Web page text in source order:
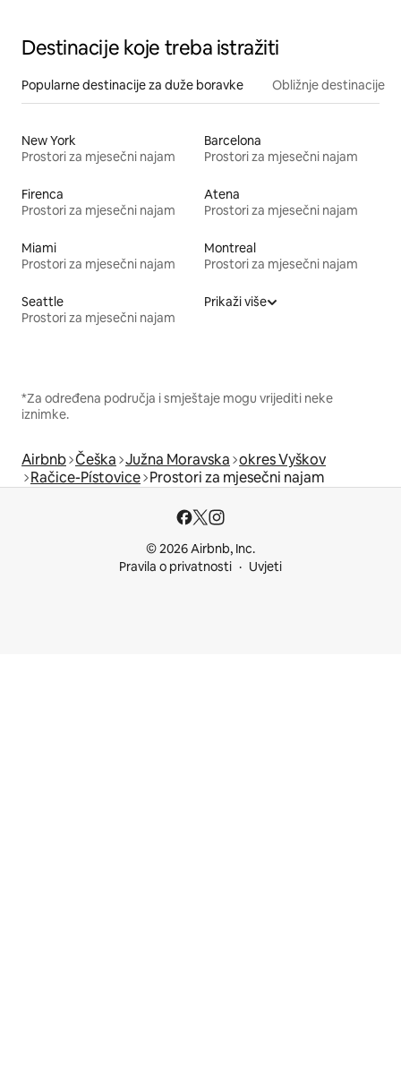
Destinacije koje treba istražiti
Popularne destinacije za duže boravke Obližnje destinacije
New York
Prostori za mjesečni najam
Barcelona
Prostori za mjesečni najam
Firenca
Prostori za mjesečni najam
Atena
Prostori za mjesečni najam
Miami
Prostori za mjesečni najam
Montreal
Prostori za mjesečni najam
Seattle
Prostori za mjesečni najam
Prikaži više
*Za određena područja i smještaje mogu vrijediti neke
iznimke.
Airbnb Češka Južna Moravska okres Vyškov
Račice-Pístovice Prostori za mjesečni najam
© 2026 Airbnb, Inc.
Pravila o privatnosti
Uvjeti